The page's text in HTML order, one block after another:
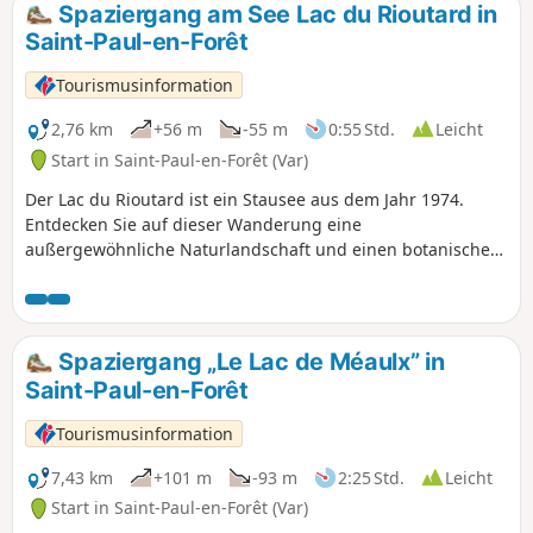
Spaziergang am See Lac du Rioutard in
Saint-Paul-en-Forêt
Tourismusinformation
2,76 km
+56 m -55 m 0:55 Std.
Leicht
Start in Saint-Paul-en-Forêt (Var)
Der Lac du Rioutard ist ein Stausee aus dem Jahr 1974.
Entdecken Sie auf dieser Wanderung eine
außergewöhnliche Naturlandschaft und einen botanischen
mediterrane Pflanzenarten zu entdecken. Die Fläche des
Staudamms beträgt 5,8 ha und sein Fassungsvermögen
200.000 m³ Wasser. Die Höhe des Staudamms beträgt 14 m.
Angelfreunde können hier Schleien, Karpfen oder Barsche
fangen. Der botanische Lehrpfad ist mit etwa dreißig
botanischen Tafeln ausgestattet, die die mediterranen
Pflanzenarten vorstellen: Pinie, Seekiefer, Korkeiche,
Steineiche, Zistrose, Erdbeerbaum, Wacholder, Baumheide,
Cade, Mastixstrauch, Dorniger Ginster, Thymian usw.
Spaziergang „Le Lac de Méaulx” in
Saint-Paul-en-Forêt
Tourismusinformation
7,43 km
+101 m -93 m 2:25 Std.
Leicht
Start in Saint-Paul-en-Forêt (Var)